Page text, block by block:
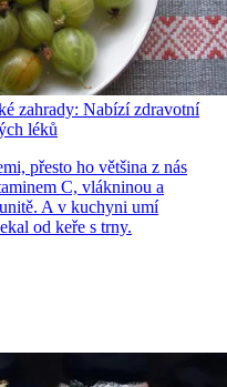
zahrady: Nabízí zdravotní
léků
přesto ho většina z nás
C, vlákninou a
A v kuchyni umí
od keře s trny.